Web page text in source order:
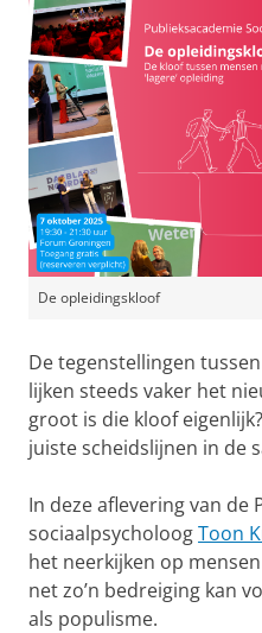
De opleidingskloof
De tegenstellingen tussen
lijken steeds vaker het
groot is die kloof
juiste scheidslijnen in de
In deze aflevering van de
sociaalpsycholoogToon
het neerkijken op
net zo’n bedreiging kan
als populisme.